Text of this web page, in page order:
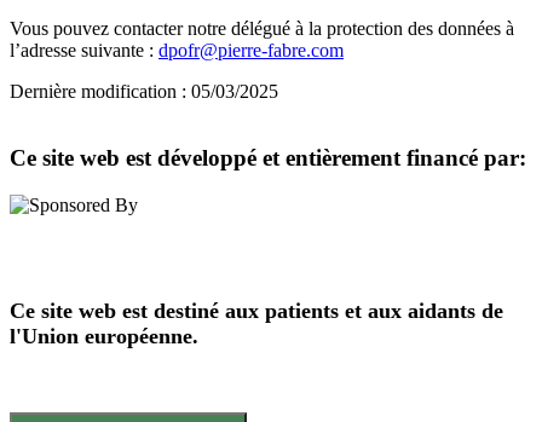
Vous pouvez contacter notre délégué à la protection des données à
l’adresse suivante : dpofr@pierre-fabre.com
Dernière modification : 05/03/2025
Ce site web est développé et entièrement financé par:
Ce site web est destiné aux patients et aux aidants de
l'Union européenne.